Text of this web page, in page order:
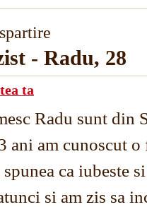
- Radu, 28
ta
Radu sunt din
ani am cunoscut
spunea ca iubeste
si am zis sa